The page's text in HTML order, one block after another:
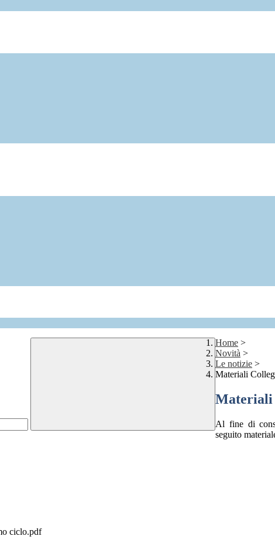
Home >
Novità >
Le notizie >
Materiali
Materiali
Al fine di
seguito
ciclo.pdf